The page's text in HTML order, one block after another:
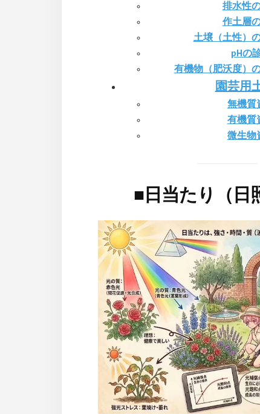
排水性
作土層
土壌（土性）
pHの
有機物（肥沃度）
園芸用
無機質
有機質
微生物
■ 日当たり（日